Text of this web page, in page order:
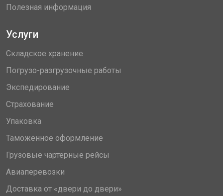
Полезная информация
Услуги
Складское хранение
Погрузо-разгрузочные работы
Экспедирование
Страхование
Упаковка
Таможенное оформление
Грузовые чартерные рейсы
Авиаперевозки
Доставка от «двери до двери»